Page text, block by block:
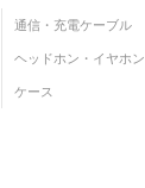
通信・充電ケーブル
ヘッドホン・イヤホン
ケース